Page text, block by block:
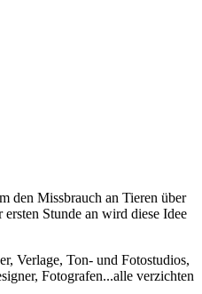
den Missbrauch an Tieren über
Stunde an wird diese Idee
Verlage, Ton- und Fotostudios,
Fotografen...alle verzichten